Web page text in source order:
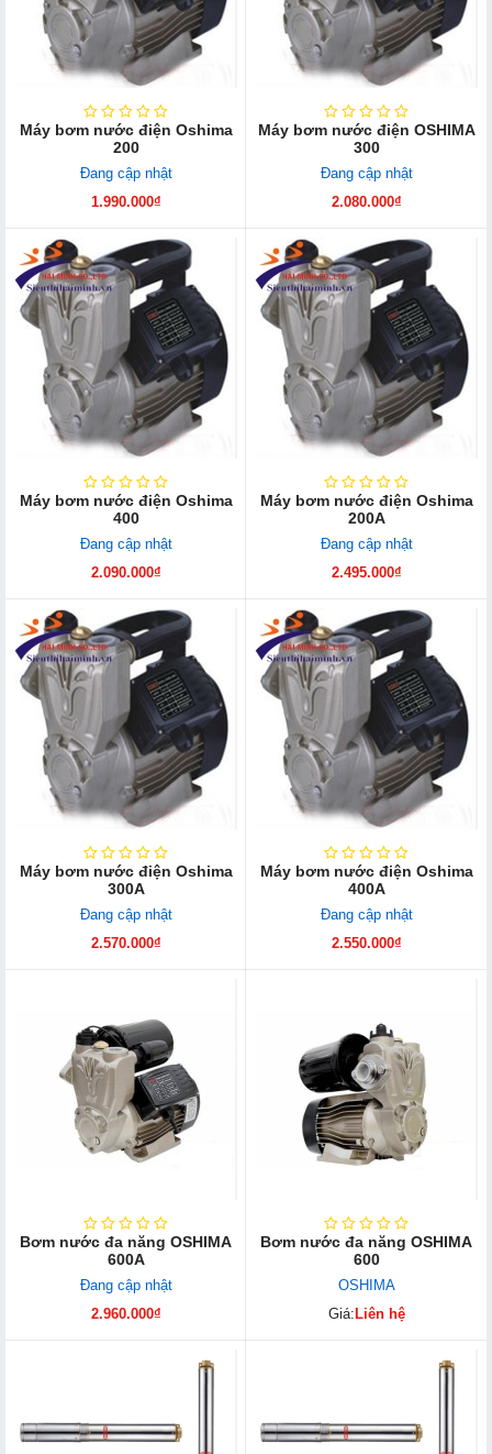
Máy bơm nước điện Oshima
200
Đang cập nhật
1.990.000₫
Máy bơm nước điện OSHIMA
300
Đang cập nhật
2.080.000₫
Máy bơm nước điện Oshima
400
Đang cập nhật
2.090.000₫
Máy bơm nước điện Oshima
200A
Đang cập nhật
2.495.000₫
Máy bơm nước điện Oshima
300A
Đang cập nhật
2.570.000₫
Máy bơm nước điện Oshima
400A
Đang cập nhật
2.550.000₫
Bơm nước đa năng OSHIMA
600A
Đang cập nhật
2.960.000₫
Bơm nước đa năng OSHIMA
600
OSHIMA
Giá: Liên hệ